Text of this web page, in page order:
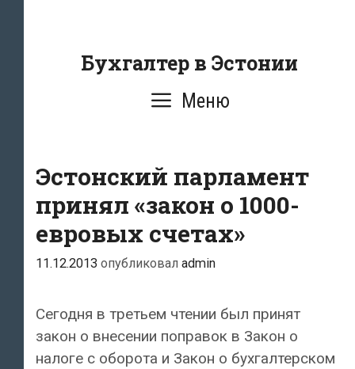
содержаниюБухгалтер в Эстонии
Меню
Эстонский парламент
принял «закон о 1000-
евровых счетах»
11.12.2013 опубликовал admin
Сегодня в третьем чтении был принят
закон о внесении поправок в Закон о
налоге с оборота и Закон о бухгалтерском